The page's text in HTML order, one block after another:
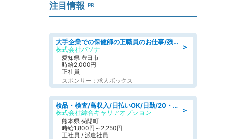
注目情報 PR
＞
大手企業での保健師の正職員のお仕事/残業なし/要資格:保健師
株式会社パソナ
愛知県 豊田市
時給2,000円
正社員
スポンサー：求人ボックス
＞
検品・検査/高収入/日払いOK/日勤/20・30・40代活躍中/製造 工場
株式会社綜合キャリアオプション
熊本県 菊陽町
時給1,800円～2,250円
正社員 / 派遣社員